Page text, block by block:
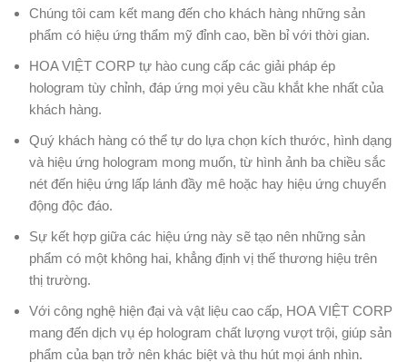
Chúng tôi cam kết mang đến cho khách hàng những sản
phẩm có hiệu ứng thẩm mỹ đỉnh cao, bền bỉ với thời gian.
HOA VIỆT CORP tự hào cung cấp các giải pháp ép
hologram tùy chỉnh, đáp ứng mọi yêu cầu khắt khe nhất của
khách hàng.
Quý khách hàng có thể tự do lựa chọn kích thước, hình dạng
và hiệu ứng hologram mong muốn, từ hình ảnh ba chiều sắc
nét đến hiệu ứng lấp lánh đầy mê hoặc hay hiệu ứng chuyển
động độc đáo.
Sự kết hợp giữa các hiệu ứng này sẽ tạo nên những sản
phẩm có một không hai, khẳng định vị thế thương hiệu trên
thị trường.
Với công nghệ hiện đại và vật liệu cao cấp, HOA VIỆT CORP
mang đến dịch vụ ép hologram chất lượng vượt trội, giúp sản
phẩm của bạn trở nên khác biệt và thu hút mọi ánh nhìn.